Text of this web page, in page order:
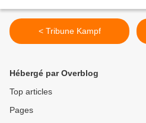
< Tribune Kampf
Hébergé par Overblog
Top articles
Pages